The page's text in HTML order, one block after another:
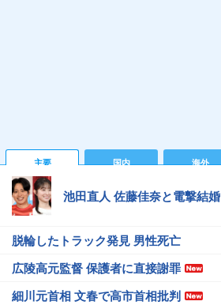
主要 国内 海外
池田直人 佐藤佳奈と電撃結婚
脱輪したトラック発見 男性死亡
広陵高元監督 保護者に直接謝罪
細川元首相 文春で高市首相批判